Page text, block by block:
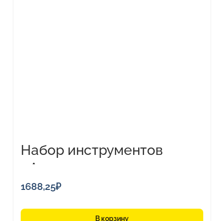
Набор инструментов
«Авто»
1688,25₽
В корзину